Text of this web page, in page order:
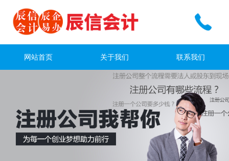
网站首页 关于我们 联系我们